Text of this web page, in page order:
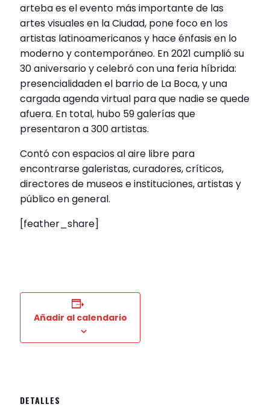
arteba es el evento más importante de las
artes visuales en la Ciudad, pone foco en los
artistas latinoamericanos y hace énfasis en lo
moderno y contemporáneo. En 2021 cumplió su
30 aniversario y celebró con una feria híbrida:
presencialidaden el barrio de La Boca, y una
cargada agenda virtual para que nadie se quede
afuera. En total, hubo 59 galerías que
presentaron a 300 artistas.
Contó con espacios al aire libre para
encontrarse galeristas, curadores, críticos,
directores de museos e instituciones, artistas y
público en general.
[feather_share]
Añadir al calendario
DETALLES